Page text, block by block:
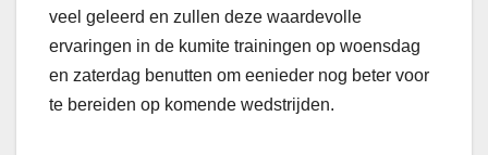
veel geleerd en zullen deze waardevolle
ervaringen in de kumite trainingen op woensdag
en zaterdag benutten om eenieder nog beter voor
te bereiden op komende wedstrijden.